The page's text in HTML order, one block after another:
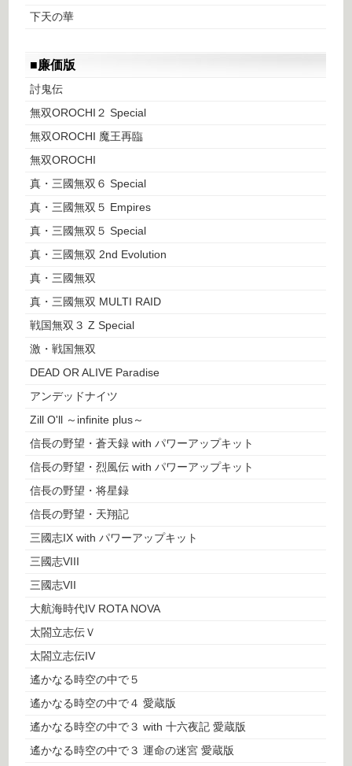
下天の華
■廉価版
討鬼伝
無双OROCHI２ Special
無双OROCHI 魔王再臨
無双OROCHI
真・三國無双６ Special
真・三國無双５ Empires
真・三國無双５ Special
真・三國無双 2nd Evolution
真・三國無双
真・三國無双 MULTI RAID
戦国無双３ Z Special
激・戦国無双
DEAD OR ALIVE Paradise
アンデッドナイツ
Zill O'll ～infinite plus～
信長の野望・蒼天録 with パワーアップキット
信長の野望・烈風伝 with パワーアップキット
信長の野望・将星録
信長の野望・天翔記
三國志IX with パワーアップキット
三國志VIII
三國志VII
大航海時代IV ROTA NOVA
太閤立志伝Ｖ
太閤立志伝IV
遙かなる時空の中で５
遙かなる時空の中で４ 愛蔵版
遙かなる時空の中で３ with 十六夜記 愛蔵版
遙かなる時空の中で３ 運命の迷宮 愛蔵版